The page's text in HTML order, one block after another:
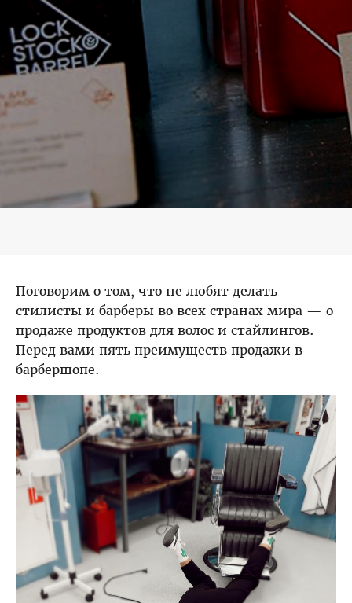
Уход и трихология
Химическая завивка
Бесплатные курсы и семинары
Обучение у вас в салоне
Искусство преподавания
Обучение парикмахеров с нуля
Обучение у вас в салоне
Обучение с нуля
Скидки на обучение
ПРЕПОДАВАТЕЛИ
Поговорим о том, что не любят делать
стилисты и барберы во всех странах мира — о
продаже продуктов для волос и стайлингов.
Перед вами пять преимуществ продажи в
барбершопе.